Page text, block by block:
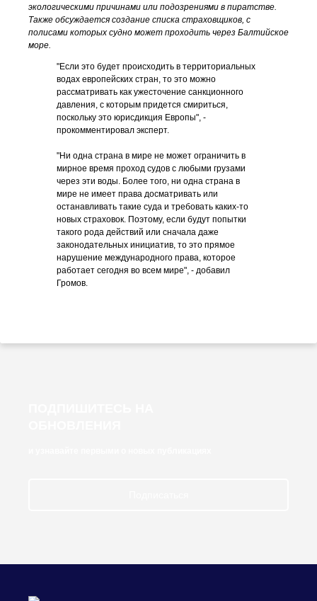
экологическими причинами или подозрениями в пиратстве.
Также обсуждается создание списка страховщиков, с
полисами которых судно может проходить через Балтийское
море.
"Если это будет происходить в территориальных
водах европейских стран, то это можно
рассматривать как ужесточение санкционного
давления, с которым придется смириться,
поскольку это юрисдикция Европы", -
прокомментировал эксперт.
"Ни одна страна в мире не может ограничить в
мирное время проход судов с любыми грузами
через эти воды. Более того, ни одна страна в
мире не имеет права досматривать или
останавливать такие суда и требовать каких-то
новых страховок. Поэтому, если будут попытки
такого рода действий или сначала даже
законодательных инициатив, то это прямое
нарушение международного права, которое
работает сегодня во всем мире", - добавил
Громов.